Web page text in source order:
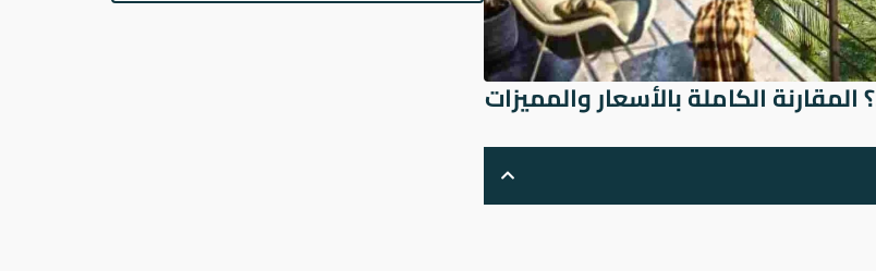
السكن في التجمع الخامس أم الشيخ زايد 2026؟ المقارنة الكاملة بالأسعار والمميزات